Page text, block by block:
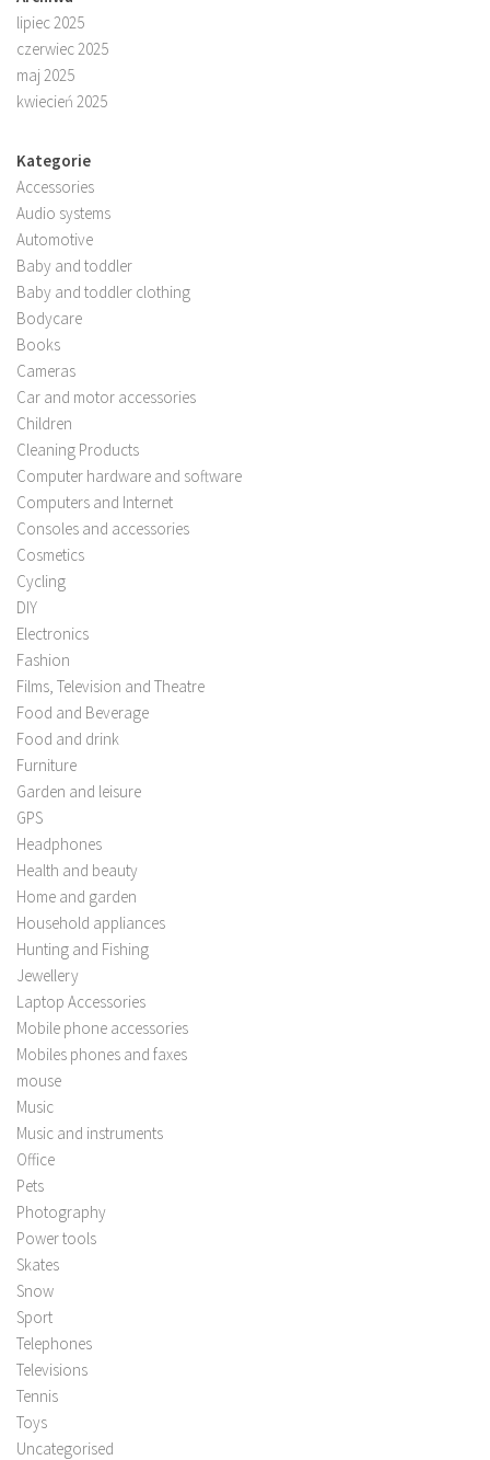
lipiec 2025
czerwiec 2025
maj 2025
kwiecień 2025
Kategorie
Accessories
Audio systems
Automotive
Baby and toddler
Baby and toddler clothing
Bodycare
Books
Cameras
Car and motor accessories
Children
Cleaning Products
Computer hardware and software
Computers and Internet
Consoles and accessories
Cosmetics
Cycling
DIY
Electronics
Fashion
Films, Television and Theatre
Food and Beverage
Food and drink
Furniture
Garden and leisure
GPS
Headphones
Health and beauty
Home and garden
Household appliances
Hunting and Fishing
Jewellery
Laptop Accessories
Mobile phone accessories
Mobiles phones and faxes
mouse
Music
Music and instruments
Office
Pets
Photography
Power tools
Skates
Snow
Sport
Telephones
Televisions
Tennis
Toys
Uncategorised